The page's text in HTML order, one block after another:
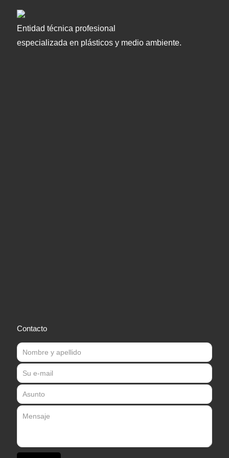
Entidad técnica profesional
especializada en plásticos y medio ambiente.
Contacto